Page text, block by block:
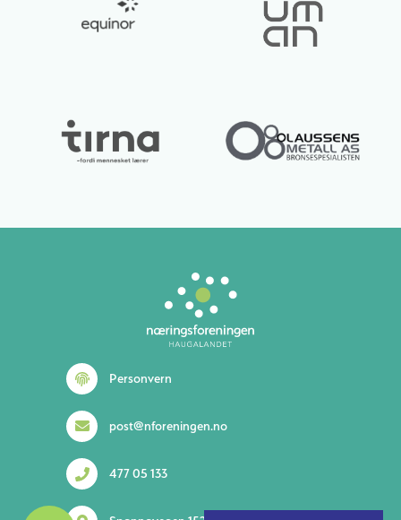
Personvern
post@nforeningen.no
477 05 133
1